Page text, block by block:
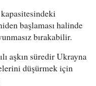
başlaması halinde
bırakabilir.
aşkın süredir Ukrayna
düşürmek için